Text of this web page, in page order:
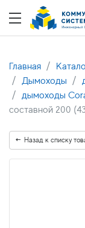
Главная
Дымоходы
дымоходы
составной 200
Назад к списку